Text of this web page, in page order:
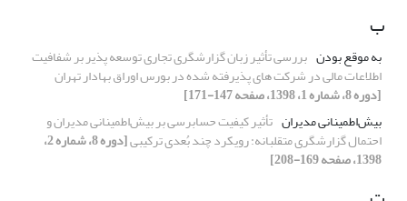
ب
به موقع بودن بررسی تأثیر زبان گزارشگری تجاری توسعه پذیر بر شفافیت
اطلاعات مالی در شرکت های پذیرفته شده در بورس اوراق بهادار تهران
[دوره 8، شماره 1، 1398، صفحه 147-171]
بیش‌اطمینانی مدیران تأثیر کیفیت حسابرسی بر بیش‌اطمینانی مدیران و
احتمال گزارشگری متقلبانه: رویکرد چند بُعدی ترکیبی [دوره 8، شماره 2،
1398، صفحه 169-208]